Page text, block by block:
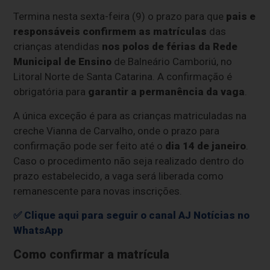
Termina nesta sexta-feira (9) o prazo para que pais e
responsáveis confirmem as matrículas das
crianças atendidas nos polos de férias da Rede
Municipal de Ensino de Balneário Camboriú, no
Litoral Norte de Santa Catarina. A confirmação é
obrigatória para garantir a permanência da vaga
A única exceção é para as crianças matriculadas na
creche Vianna de Carvalho, onde o prazo para
confirmação pode ser feito até o dia 14 de janeiro
Caso o procedimento não seja realizado dentro do
prazo estabelecido, a vaga será liberada como
remanescente para novas inscrições.
✅ Clique aqui para seguir o canal AJ Notícias no
WhatsApp
Como confirmar a matrícula